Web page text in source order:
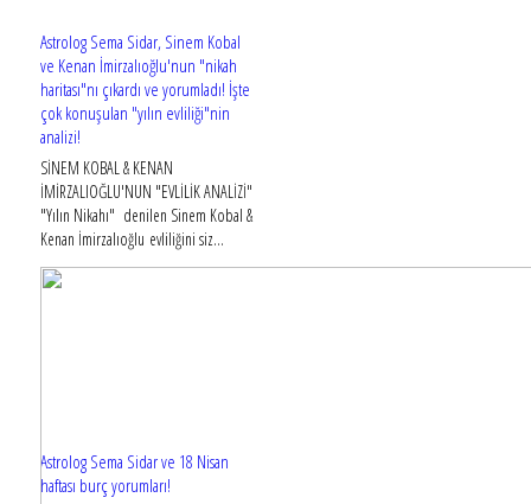
Astrolog Sema Sidar, Sinem Kobal
ve Kenan İmirzalıoğlu'nun "nikah
haritası"nı çıkardı ve yorumladı! İşte
çok konuşulan "yılın evliliği"nin
analizi!
SİNEM KOBAL & KENAN
İMİRZALIOĞLU'NUN "EVLİLİK ANALİZİ"
"Yılın Nikahı" denilen Sinem Kobal &
Kenan İmirzalıoğlu evliliğini siz...
Astrolog Sema Sidar ve 18 Nisan
haftası burç yorumları!